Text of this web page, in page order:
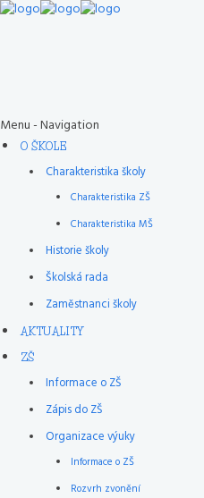
Menu -Navigation
O ŠKOLE
Charakteristika školy
Charakteristika ZŠ
Charakteristika MŠ
Historie školy
Školská rada
Zaměstnanci školy
AKTUALITY
ZŠ
Informace o ZŠ
Zápis do ZŠ
Organizace výuky
Informace o ZŠ
Rozvrh zvonění